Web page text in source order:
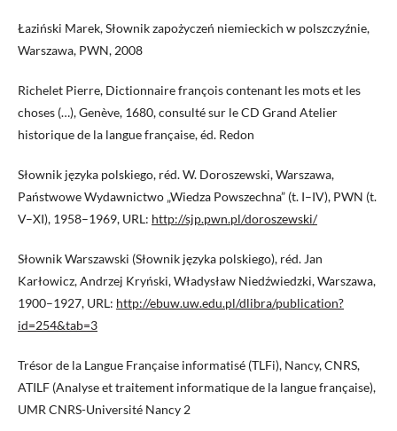
Łaziński Marek, Słownik zapożyczeń niemieckich w polszczyźnie,
Warszawa, PWN, 2008
Richelet Pierre, Dictionnaire françois contenant les mots et les
choses (…), Genève, 1680, consulté sur le CD Grand Atelier
historique de la langue française, éd. Redon
Słownik języka polskiego, réd. W. Doroszewski, Warszawa,
Państwowe Wydawnictwo „Wiedza Powszechna” (t. I–IV), PWN (t.
V–XI), 1958–1969, URL: http://sjp.pwn.pl/doroszewski/
Słownik Warszawski (Słownik języka polskiego), réd. Jan
Karłowicz, Andrzej Kryński, Władysław Niedźwiedzki, Warszawa,
1900–1927, URL: http://ebuw.uw.edu.pl/dlibra/publication?
id=254&tab=3
Trésor de la Langue Française informatisé (TLFi), Nancy, CNRS,
ATILF (Analyse et traitement informatique de la langue française),
UMR CNRS-Université Nancy 2